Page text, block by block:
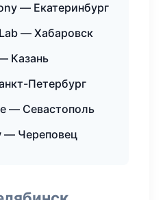
— Екатеринбург
— Хабаровск
Казань
Петербург
— Севастополь
— Череповец